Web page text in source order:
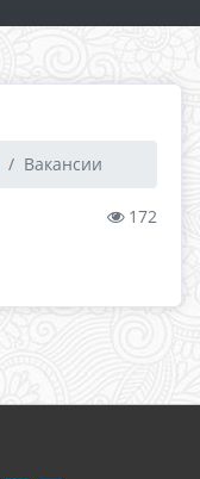
Вакансии
172